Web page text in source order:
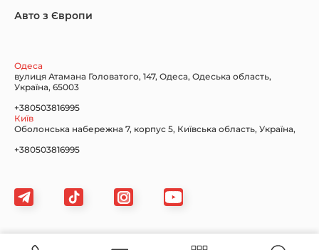
Nissan
Авто з Європи
Одеса
вулиця Атамана Головатого, 147, Одеса, Одеська область,
Україна, 65003
+380503816995
Київ
Оболонська набережна 7, корпус 5, Київська область, Україна,
+380503816995